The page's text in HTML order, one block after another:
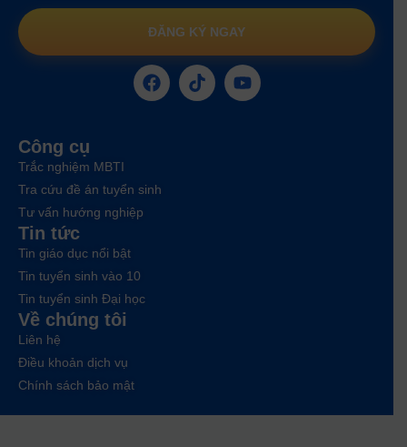
ĐĂNG KÝ NGAY
Công cụ
Trắc nghiệm MBTI
Tra cứu đề án tuyển sinh
Tư vấn hướng nghiệp
Tin tức
Tin giáo dục nổi bật
Tin tuyển sinh vào 10
Tin tuyển sinh Đại học
Về chúng tôi
Liên hệ
Điều khoản dịch vụ
Chính sách bảo mật